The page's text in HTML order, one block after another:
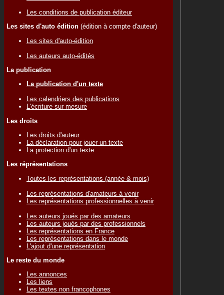
Les conditions de publication éditeur
Les sites d'auto édition (édition à compte d'auteur)
Les sites d'auto-édition
Les auteurs auto-édités
La publication
La publication d'un texte
Les calendriers des publications
L'écriture sur mesure
Les droits
Les droits d'auteur
La déclaration pour jouer un texte
La protection d'un texte
Les réprésentations
Toutes les représentations (année & mois)
Les représentations d'amateurs à venir
Les représentations professionnelles à venir
Les auteurs joués par des amateurs
Les auteurs joués par des professionnels
Les représentations en France
Les représentations dans le monde
L'ajout d'une représentation
Le reste du monde
Les annonces
Les liens
Les textes non francophones